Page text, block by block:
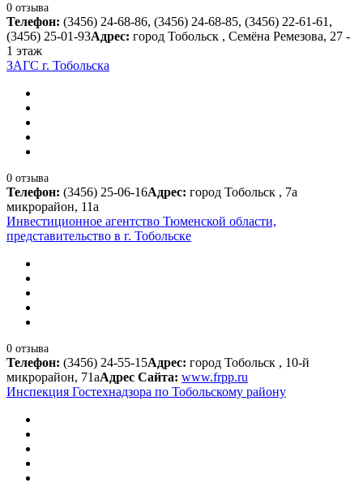
0 отзыва
Телефон: (3456) 24-68-86, (3456) 24-68-85, (3456) 22-61-61,
(3456) 25-01-93Адрес: город Тобольск , Семёна Ремезова, 27 -
1 этаж
ЗАГС г. Тобольска
0 отзыва
Телефон: (3456) 25-06-16Адрес: город Тобольск , 7а
микрорайон, 11а
Инвестиционное агентство Тюменской области,
представительство в г. Тобольске
0 отзыва
Телефон: (3456) 24-55-15Адрес: город Тобольск , 10-й
микрорайон, 71аАдрес Сайта: www.frpp.ru
Инспекция Гостехнадзора по Тобольскому району